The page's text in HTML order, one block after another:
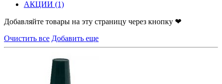
АКЦИИ (1)
Добавляйте товары на эту страницу через кнопку ❤
Очистить все Добавить еще